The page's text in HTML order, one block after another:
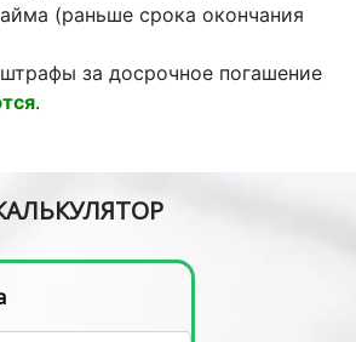
(раньше срока окончания
за досрочное погашение
.